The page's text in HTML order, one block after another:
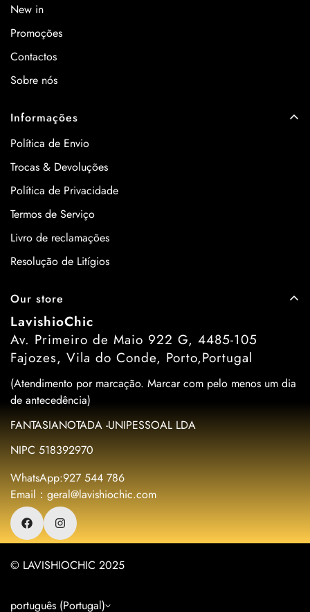
New in
Promoções
Contactos
Sobre nós
Informações
Política de Envio
Trocas & Devoluções
Política de Privacidade
Termos de Serviço
Livro de reclamações
Resolução de Litígios
Our store
LavishioChic
Av. Primeiro de Maio 922 G, 4485-105
Fajozes, Vila do Conde, Porto,Portugal
(Atendimento por marcação. Marcar com pelo menos um dia
de antecedência)
FANTASIANOTADA -UNIPESSOAL LDA
NIPC 518392970
WhatsApp:927 544 786
Email：geral@lavishiochic.com
© LAVISHIOCHIC 2025
português (Portugal)